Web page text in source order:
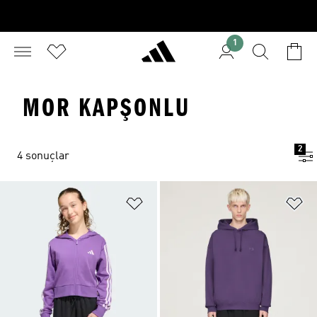
1
MOR KAPŞONLU
4 sonuçlar
2
Favori Listesine Ekle